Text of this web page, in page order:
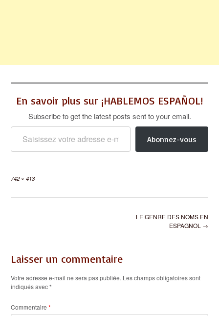
En savoir plus sur ¡HABLEMOS ESPAÑOL!
Subscribe to get the latest posts sent to your email.
Saisissez votre adresse e-mail…
Abonnez-vous
Full
742 × 413
LE GENRE DES NOMS EN
ESPAGNOL →
Laisser un commentaire
Votre adresse e-mail ne sera pas publiée. Les champs obligatoires sont
indiqués avec*
Commentaire *